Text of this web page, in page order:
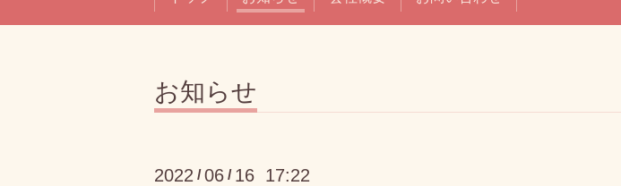
お知らせ
2022 /06 / 16 17:22